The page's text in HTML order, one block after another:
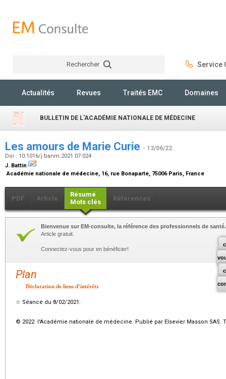
Rechercher Service
Actualités Revues Traités EMC Domaines
BULLETIN DE L'ACADÉMIE NATIONALE DE MÉDECINE
Les amours de Marie Curie - 13/06/22
Doi : 10.1016/j.banm.2021.07.024
J. Battin
Académie nationale de médecine, 16, rue Bonaparte, 75006 Paris, France
PDF Article
Résumé
Mots clés
Références
Bienvenue sur EM-consulte, la référence des professionnels de santé.
Article gratuit.
Connectez-vous pour en bénéficier!
Plan
Déclaration de liens d’intérêts
☆ Séance du 8/02/2021.
© 2022 l'Académie nationale de médecine. Publié par Elsevier Masson SAS.